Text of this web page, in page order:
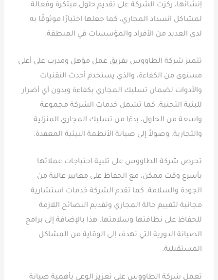
إنشائها، ركزت الشركة على تقديم حلول مبتكرة وفعالة
لمشاكل انسداد المجاري، كما جعلها اختيارًا موثوقًا به
لدى العديد من الأفراد والمؤسسات في المنطقة.
تتميز شركة الطاووس بفريق عمل مؤهل ومدرب على أعلى
مستوى من الكفاءة، والذي يستخدم أحدث التقنيات
والأدوات لضمان تسليك المجاري بكفاءة وبدون أي أضرار
للبنية التحتية. كما تشمل خدمات الشركة مجموعة
واسعة من الحلول، بدءًا من تسليك المجاري المنزلية
والتجارية، وصولاً إلى صيانة الأنظمة البيئية المعقدة.
تحرص شركة الطاووس على تلبية احتياجات عملائها
بأسرع وقت ممكن، مع الحفاظ على معايير عالية من
الجودة والسلامة. كما تقدم الشركة خدمات استشارية
مجانية لتقييم حالة المجاري وتقديم النصائح اللازمة
للحفاظ على نظافتها وسلامتها. هذا بالإضافة إلى برامج
الصيانة الدورية التي تهدف إلى الوقاية من المشاكل
المستقبلية.
تعمل شركة الطاووس على تعزيز الوعي بأهمية صيانة